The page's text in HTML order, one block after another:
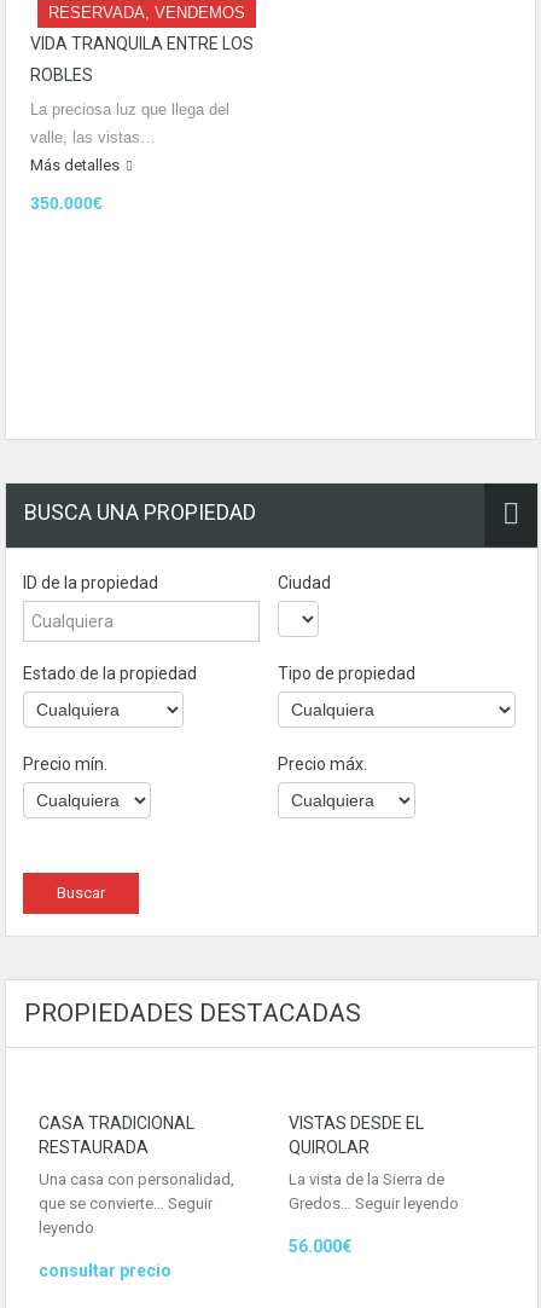
RESERVADA, VENDEMOS
VIDA TRANQUILA ENTRE LOS
ROBLES
La preciosa luz que llega del
valle, las vistas…
Más detalles
350.000€
BUSCA UNA PROPIEDAD
ID de la propiedad Ciudad
Estado de la propiedad Tipo de propiedad
Precio mín. Precio máx.
PROPIEDADES DESTACADAS
CASA TRADICIONAL
RESTAURADA
Una casa con personalidad,
que se convierte… Seguir
leyendo
consultar precio
VISTAS DESDE EL
QUIROLAR
La vista de la Sierra de
Gredos… Seguir leyendo
56.000€